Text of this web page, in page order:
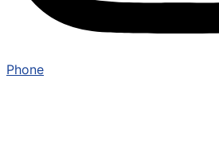
Phone